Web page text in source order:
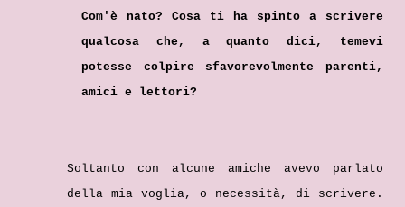
Com'è nato? Cosa ti ha spinto a scrivere
qualcosa che, a quanto dici, temevi
potesse colpire sfavorevolmente parenti,
amici e lettori?
Soltanto con alcune amiche avevo parlato
della mia voglia, o necessità, di scrivere.